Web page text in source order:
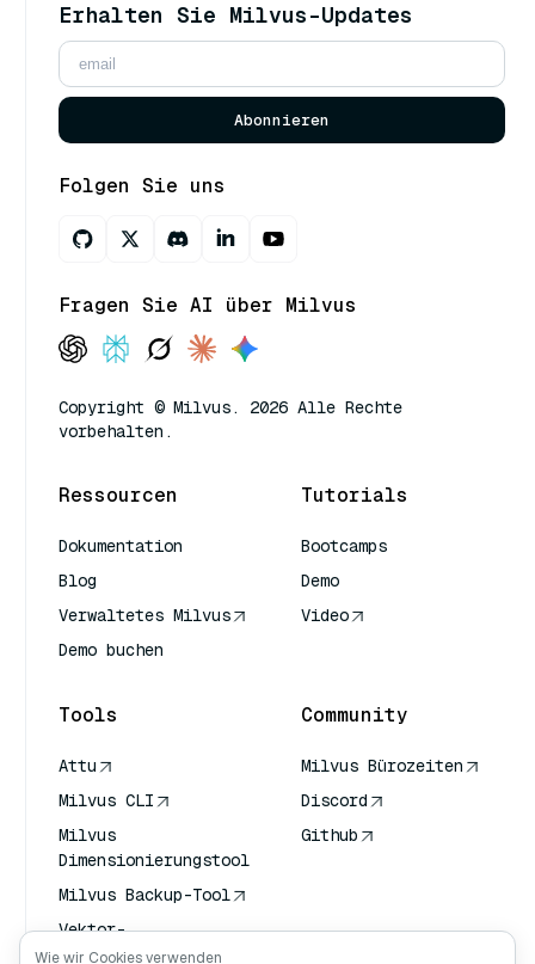
Erhalten Sie Milvus-Updates
Abonnieren
Folgen Sie uns
Fragen Sie AI über Milvus
Copyright © Milvus. 2026 Alle Rechte
vorbehalten.
Ressourcen
Dokumentation
Blog
Verwaltetes Milvus
Demo buchen
Tutorials
Bootcamps
Demo
Video
Tools
Attu
Milvus CLI
Milvus
Dimensionierungstool
Milvus Backup-Tool
Vektor-
Transportdienst
Community
Milvus Bürozeiten
Discord
Github
Wie wir Cookies verwenden